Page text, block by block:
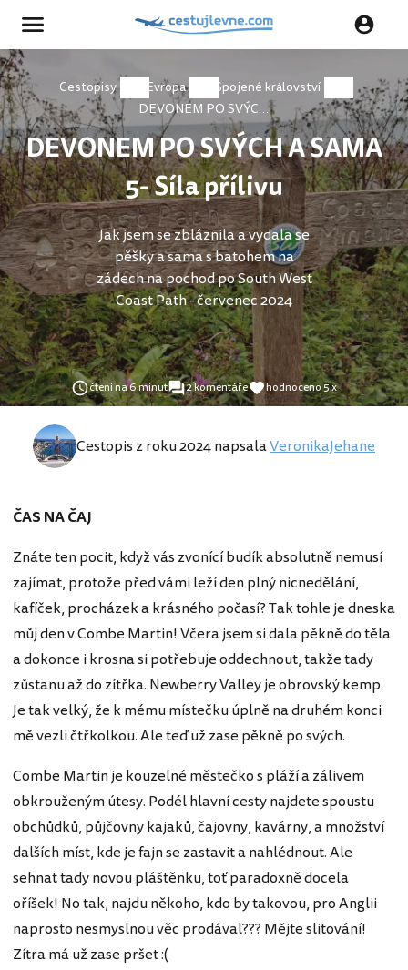
Cestopisy Evropa
Spojené království
DEVONEM PO SVÝCH A SAMA 5- Síla přílivu
DEVONEM PO SVÝCH A SAMA
5- Síla přílivu
Jak jsem se zbláznila a vydala se
pěšky a sama s batohem na
zádech na pochod po South West
Coast Path - červenec 2024
čtení na 6 minut 2 komentáře hodnoceno 5 x
Cestopis z roku 2024 napsalaVeronikaJehane
ČAS NA ČAJ
Znáte ten pocit, když vás zvonící budík absolutně nemusí
zajímat, protože před vámi leží den plný nicnedělání,
kafíček, procházek a krásného počasí? Tak tohle je dneska
můj den v Combe Martin! Včera jsem si dala pěkně do těla
a dokonce i krosna si potřebuje oddechnout, takže tady
zůstanu až do zítřka. Newberry Valley je obrovský kemp.
Je tak velký, že k mému místečku úplně na druhém konci
mě vezli čtřkolkou. Ale teď už zase pěkně po svých.
Combe Martin je kouzelné městečko s pláží a zálivem
obkrouženým útesy. Podél hlavní cesty najdete spoustu
obchůdků, půjčovny kajaků, čajovny, kavárny, a množství
dalších míst, kde je fajn se zastavit a nahlédnout. Ale
sehnat tady novou pláštěnku, toť paradoxně docela
oříšek! No tak, najdu někoho, kdo by takovou, pro Anglii
naprosto nesmyslnou věc prodával??? Mějte slitování!
Zítra má už zase pršet :(